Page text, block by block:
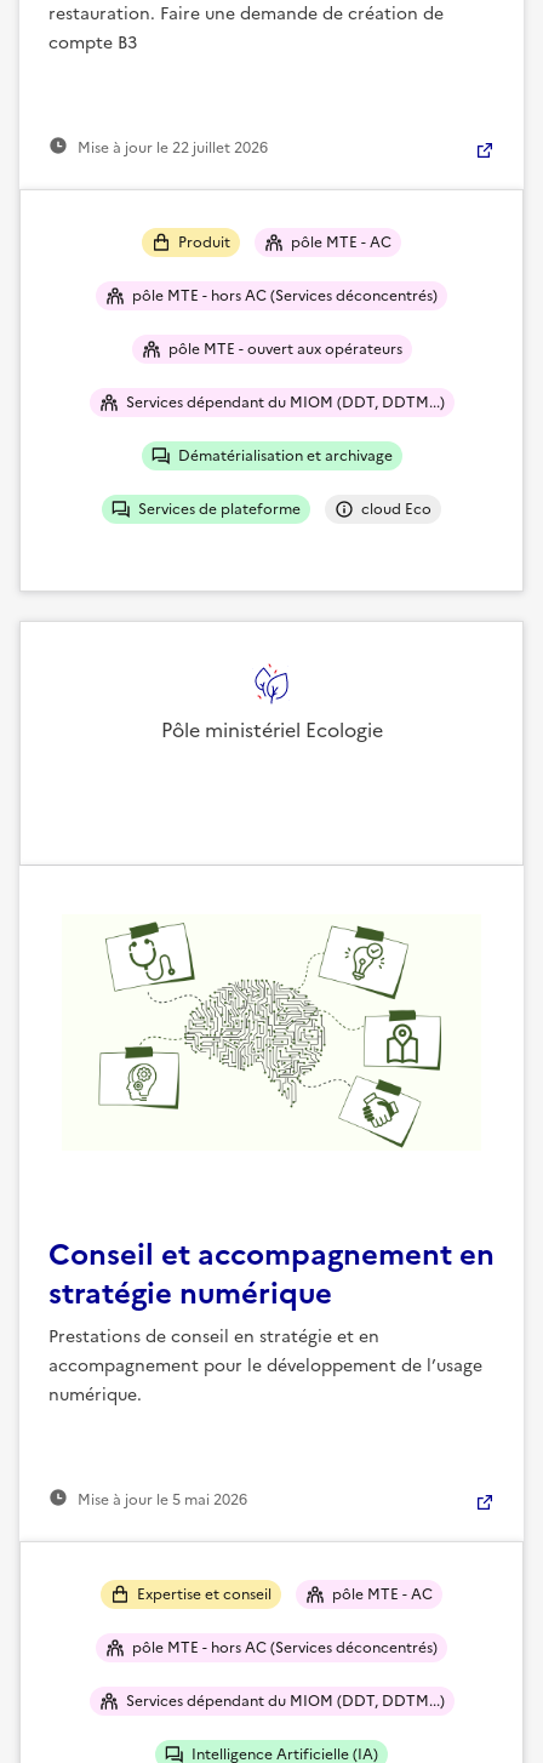
restauration. Faire une demande de création de
compte B3
Mise à jour le22 juillet 2026
Produit pôle MTE - AC
pôle MTE - hors AC (Services déconcentrés)
pôle MTE - ouvert aux opérateurs
Services dépendant du MIOM (DDT, DDTM...)
Dématérialisation et archivage
Services de plateforme cloud Eco
Pôle ministériel Ecologie
Conseil et accompagnement en
stratégie numérique
Prestations de conseil en stratégie et en
accompagnement pour le développement de l’usage
numérique.
Mise à jour le5 mai 2026
Expertise et conseil pôle MTE - AC
pôle MTE - hors AC (Services déconcentrés)
Services dépendant du MIOM (DDT, DDTM...)
Intelligence Artificielle (IA)